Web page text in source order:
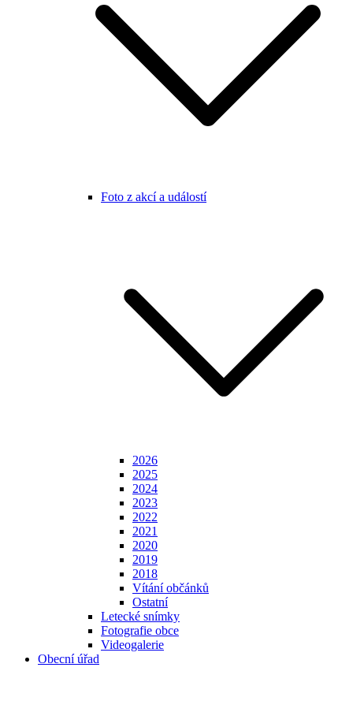
Foto z akcí a událostí
2026
2025
2024
2023
2022
2021
2020
2019
2018
Vítání občánků
Ostatní
Letecké snímky
Fotografie obce
Videogalerie
Obecní úřad